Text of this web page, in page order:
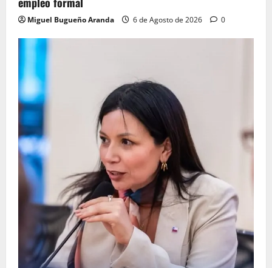
Miguel Bugueño Aranda 6 de Agosto de 2026 0